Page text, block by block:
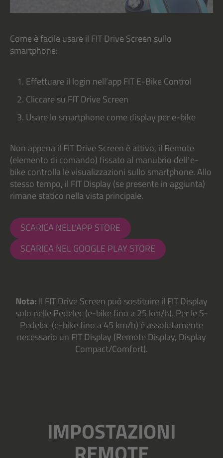
Come è facile usare il FIT Drive Screen sullo
smartphone:
Effettuare il login nell’app FIT E-Bike Control
Cliccare su FIT Drive Screen
Usare lo smartphone come display per e-bike
Non appena il FIT Drive Screen è attivo, il Remote
(elemento di comando) fissato al manubrio dellʼe-
bike controlla le visualizzazioni sullo smartphone. Allo
stesso tempo, il FIT Display (se presente in aggiunta)
rimane statico nella vista principale.
SCARICA NELL'APP STORE
SCARICA NEL GOOGLE PLAY STORE
Nota: Il FIT Drive Screen può sostituire il FIT Display
solo nelle Pedelec (e-bike fino a 25 km/h). Per le S-
Pedelec (e-bike fino a 45 km/h) è assolutamente
necessario un FIT Display (Remote Display, Display
Compact/Comfort).
IMPOSTAZIONI